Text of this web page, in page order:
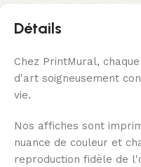
Détails
Chez PrintMural,
d'art soigneusement
vie.
Nos affiches sont
nuance de couleur et
reproduction fidèle de